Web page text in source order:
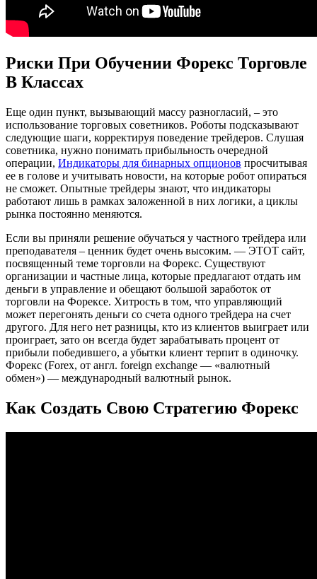
Риски При Обучении Форекс Торговле
В Классах
Еще один пункт, вызывающий массу разногласий, – это
использование торговых советников. Роботы подсказывают
следующие шаги, корректируя поведение трейдеров. Слушая
советника, нужно понимать прибыльность очередной
операции, Индикаторы для бинарных опционов просчитывая
ее в голове и учитывать новости, на которые робот опираться
не сможет. Опытные трейдеры знают, что индикаторы
работают лишь в рамках заложенной в них логики, а циклы
рынка постоянно меняются.
Если вы приняли решение обучаться у частного трейдера или
преподавателя – ценник будет очень высоким. — ЭТОТ сайт,
посвященный теме торговли на Форекс. Существуют
организации и частные лица, которые предлагают отдать им
деньги в управление и обещают большой заработок от
торговли на Форексе. Хитрость в том, что управляющий
может перегонять деньги со счета одного трейдера на счет
другого. Для него нет разницы, кто из клиентов выиграет или
проиграет, зато он всегда будет зарабатывать процент от
прибыли победившего, а убытки клиент терпит в одиночку.
Форекс (Forex, от англ. foreign exchange — «валютный
обмен») — международный валютный рынок.
Как Создать Свою Стратегию Форекс